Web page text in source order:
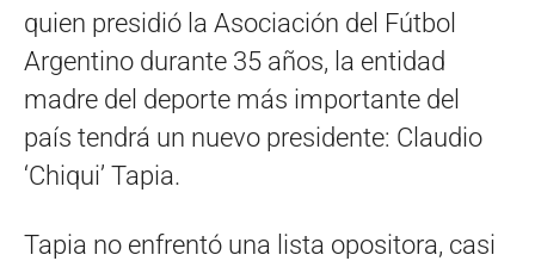
quien presidió la Asociación del Fútbol
Argentino durante 35 años, la entidad
madre del deporte más importante del
país tendrá un nuevo presidente: Claudio
‘Chiqui’ Tapia.
Tapia no enfrentó una lista opositora, casi